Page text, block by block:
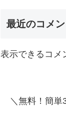
最近のコメン
表示できるコメ
＼無料！簡単